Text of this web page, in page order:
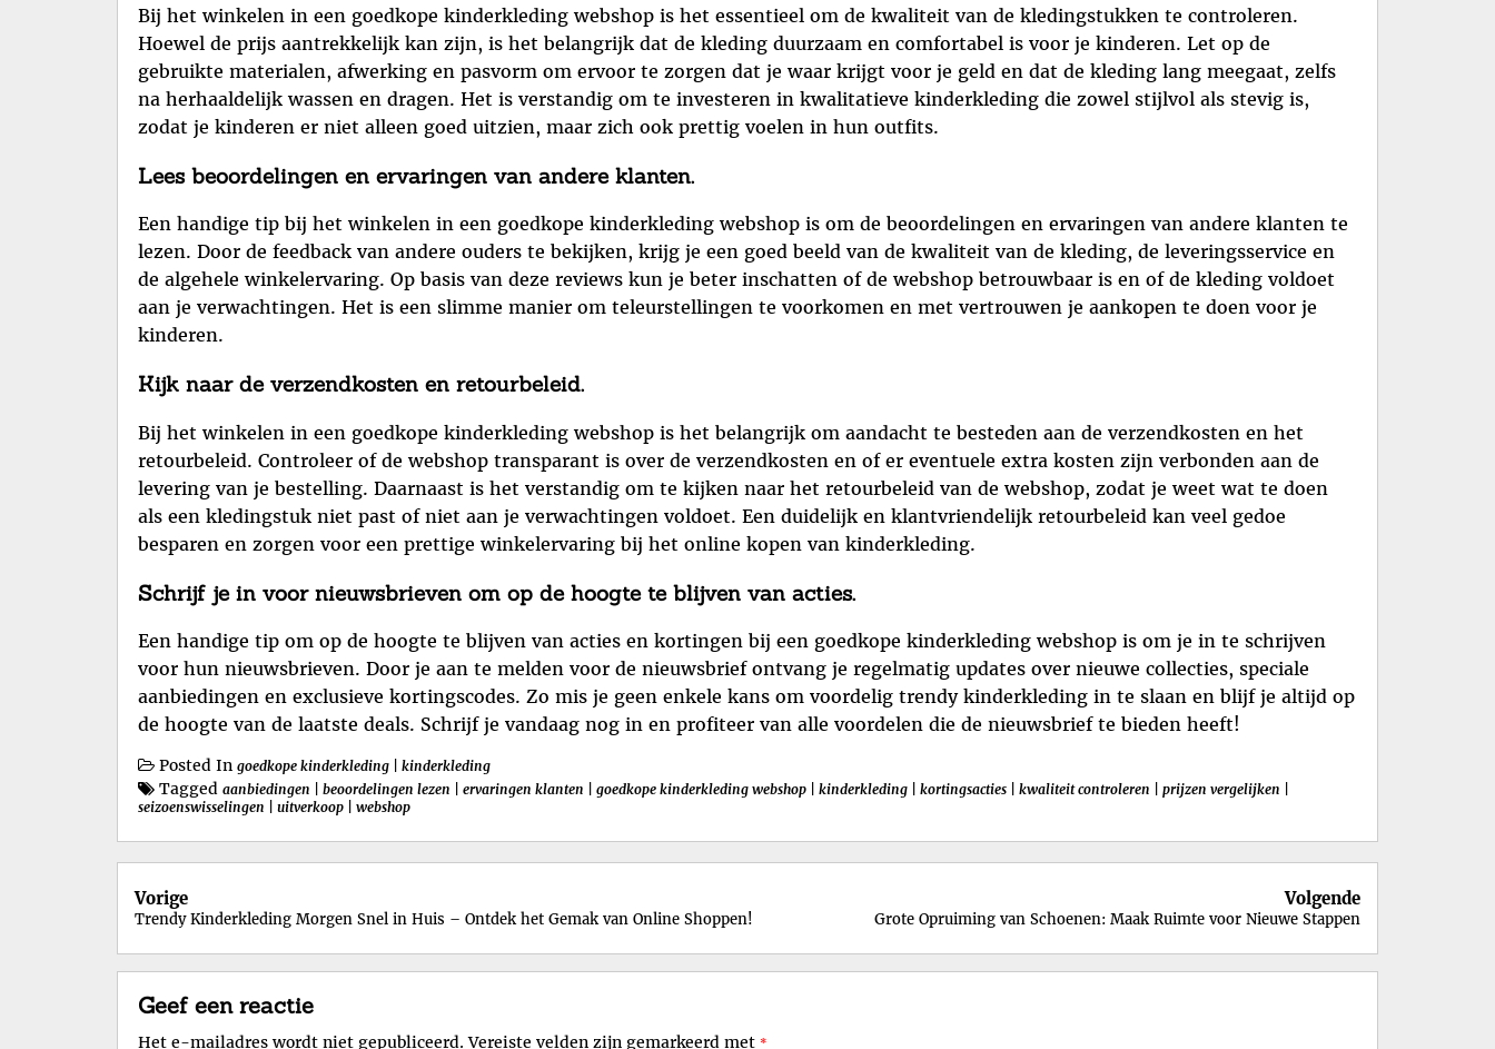
Bij het winkelen in een goedkope kinderkleding webshop is het essentieel om de kwaliteit van de kledingstukken te controleren.
Hoewel de prijs aantrekkelijk kan zijn, is het belangrijk dat de kleding duurzaam en comfortabel is voor je kinderen. Let op de
gebruikte materialen, afwerking en pasvorm om ervoor te zorgen dat je waar krijgt voor je geld en dat de kleding lang meegaat, zelfs
na herhaaldelijk wassen en dragen. Het is verstandig om te investeren in kwalitatieve kinderkleding die zowel stijlvol als stevig is,
zodat je kinderen er niet alleen goed uitzien, maar zich ook prettig voelen in hun outfits.
Lees beoordelingen en ervaringen van andere klanten.
Een handige tip bij het winkelen in een goedkope kinderkleding webshop is om de beoordelingen en ervaringen van andere klanten te
lezen. Door de feedback van andere ouders te bekijken, krijg je een goed beeld van de kwaliteit van de kleding, de leveringsservice en
de algehele winkelervaring. Op basis van deze reviews kun je beter inschatten of de webshop betrouwbaar is en of de kleding voldoet
aan je verwachtingen. Het is een slimme manier om teleurstellingen te voorkomen en met vertrouwen je aankopen te doen voor je
kinderen.
Kijk naar de verzendkosten en retourbeleid.
Bij het winkelen in een goedkope kinderkleding webshop is het belangrijk om aandacht te besteden aan de verzendkosten en het
retourbeleid. Controleer of de webshop transparant is over de verzendkosten en of er eventuele extra kosten zijn verbonden aan de
levering van je bestelling. Daarnaast is het verstandig om te kijken naar het retourbeleid van de webshop, zodat je weet wat te doen
als een kledingstuk niet past of niet aan je verwachtingen voldoet. Een duidelijk en klantvriendelijk retourbeleid kan veel gedoe
besparen en zorgen voor een prettige winkelervaring bij het online kopen van kinderkleding.
Schrijf je in voor nieuwsbrieven om op de hoogte te blijven van acties.
Een handige tip om op de hoogte te blijven van acties en kortingen bij een goedkope kinderkleding webshop is om je in te schrijven
voor hun nieuwsbrieven. Door je aan te melden voor de nieuwsbrief ontvang je regelmatig updates over nieuwe collecties, speciale
aanbiedingen en exclusieve kortingscodes. Zo mis je geen enkele kans om voordelig trendy kinderkleding in te slaan en blijf je altijd op
de hoogte van de laatste deals. Schrijf je vandaag nog in en profiteer van alle voordelen die de nieuwsbrief te bieden heeft!
Posted In goedkope kinderkleding kinderkleding
Tagged aanbiedingen beoordelingen lezen ervaringen klanten goedkope kinderkleding webshop kinderkleding kortingsacties kwaliteit controleren prijzen vergelijken
seizoenswisselingen
uitverkoop webshop
Berichtnavigatie
Vorige
Trendy Kinderkleding Morgen Snel in Huis – Ontdek het Gemak van Online Shoppen!
Volgende
Grote Opruiming van Schoenen: Maak Ruimte voor Nieuwe Stappen
Geef een reactie
Het e-mailadres wordt niet gepubliceerd. Vereiste velden zijn gemarkeerd met *